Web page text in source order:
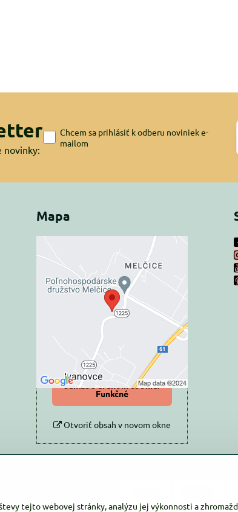
novinky:
Chcem sa prihlásiť k odberu noviniek e-
mailom
Mapa
Externý obsah je
blokovaný Voľbami
súkromia
Prajete si načítať externý obsah?
Povoliť tentokrát
Povoliť a zapamätať -
súhlas s druhom cookie:
Funkčné
Otvoriť obsah v novom okne
tejto webovej stránky, analýzu jej výkonnosti a